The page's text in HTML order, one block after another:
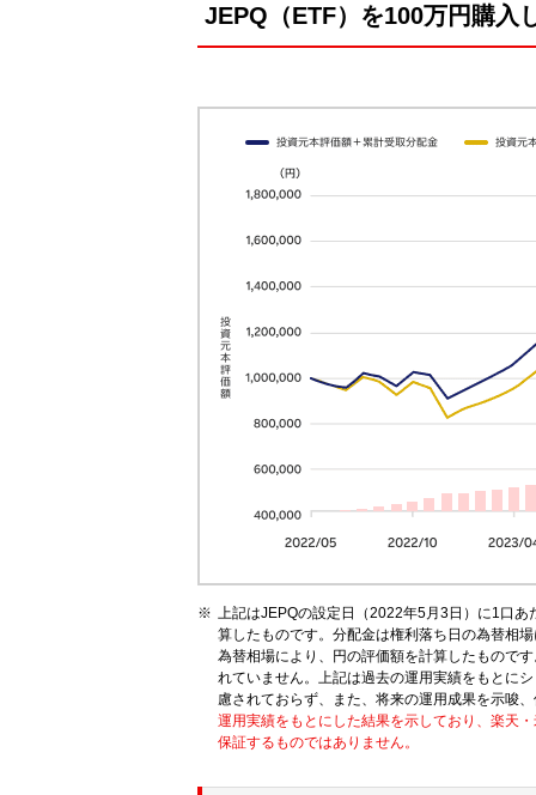
JEPQ（ETF）を100万円購入
上記はJEPQの設定日（2022年5月3日）に1口
算したものです。分配金は権利落ち日の為替相
為替相場により、円の評価額を計算したもので
れていません。上記は過去の運用実績をもとに
慮されておらず、また、将来の運用成果を示唆
運用実績をもとにした結果を示しており、楽天
保証するものではありません。